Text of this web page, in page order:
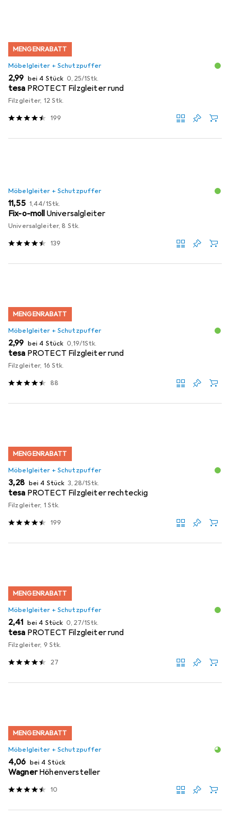
MENGENRABATT
Möbelgleiter + Schutzpuffer
EUR
2,99 bei 4 Stück EUR
0,25/1Stk.
tesa PROTECT Filzgleiter rund
Filzgleiter, 12 Stk.
199
Möbelgleiter + Schutzpuffer
EUR
11,55 EUR
1,44/1Stk.
Fix-o-moll Universalgleiter
Universalgleiter, 8 Stk.
139
MENGENRABATT
Möbelgleiter + Schutzpuffer
EUR
2,99 bei 4 Stück EUR
0,19/1Stk.
tesa PROTECT Filzgleiter rund
Filzgleiter, 16 Stk.
88
MENGENRABATT
Möbelgleiter + Schutzpuffer
EUR
3,28 bei 4 Stück EUR
3,28/1Stk.
tesa PROTECT Filzgleiter rechteckig
Filzgleiter, 1 Stk.
199
MENGENRABATT
Möbelgleiter + Schutzpuffer
EUR
2,41 bei 4 Stück EUR
0,27/1Stk.
tesa PROTECT Filzgleiter rund
Filzgleiter, 9 Stk.
27
MENGENRABATT
Möbelgleiter + Schutzpuffer
EUR
4,06 bei 4 Stück
Wagner Höhenversteller
10